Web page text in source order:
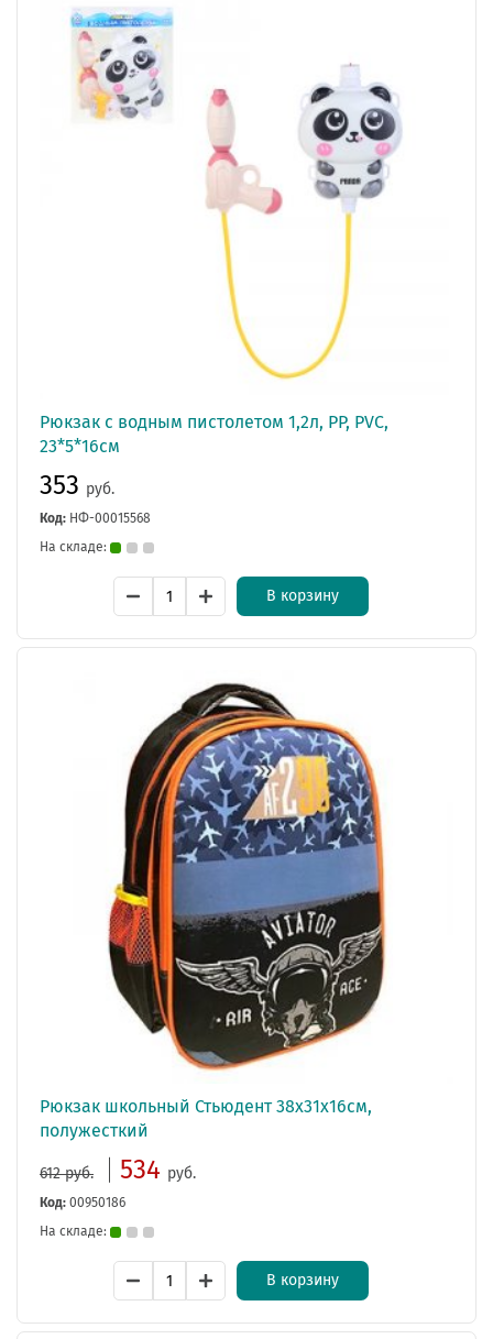
Рюкзак с водным пистолетом 1,2л, PP, PVC,
23*5*16см
353 руб.
Код: НФ-00015568
На складе:
В корзину
Рюкзак школьный Стьюдент 38x31x16см,
полужесткий
612 руб. 534 руб.
Код: 00950186
На складе:
В корзину